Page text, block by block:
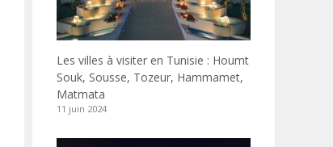
Les villes à visiter en Tunisie : Houmt
Souk, Sousse, Tozeur, Hammamet,
Matmata
11 juin 2024